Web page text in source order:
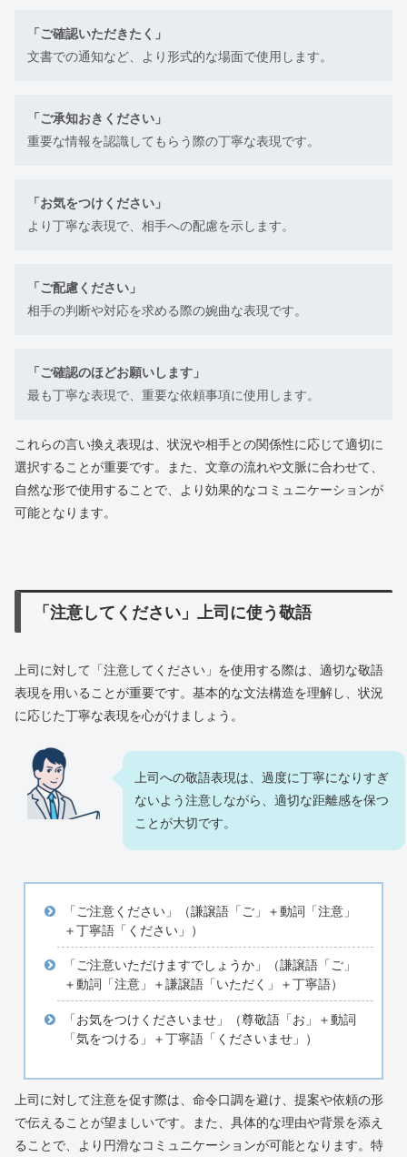
「ご確認いただきたく」
文書での通知など、より形式的な場面で使用します。
「ご承知おきください」
重要な情報を認識してもらう際の丁寧な表現です。
「お気をつけください」
より丁寧な表現で、相手への配慮を示します。
「ご配慮ください」
相手の判断や対応を求める際の婉曲な表現です。
「ご確認のほどお願いします」
最も丁寧な表現で、重要な依頼事項に使用します。
これらの言い換え表現は、状況や相手との関係性に応じて適切に
選択することが重要です。また、文章の流れや文脈に合わせて、
自然な形で使用することで、より効果的なコミュニケーションが
可能となります。
「注意してください」上司に使う敬語
上司に対して「注意してください」を使用する際は、適切な敬語
表現を用いることが重要です。基本的な文法構造を理解し、状況
に応じた丁寧な表現を心がけましょう。
上司への敬語表現は、過度に丁寧になりすぎ
ないよう注意しながら、適切な距離感を保つ
ことが大切です。
「ご注意ください」（謙譲語「ご」＋動詞「注意」
＋丁寧語「ください」）
「ご注意いただけますでしょうか」（謙譲語「ご」
＋動詞「注意」＋謙譲語「いただく」＋丁寧語）
「お気をつけくださいませ」（尊敬語「お」＋動詞
「気をつける」＋丁寧語「くださいませ」）
上司に対して注意を促す際は、命令口調を避け、提案や依頼の形
で伝えることが望ましいです。また、具体的な理由や背景を添え
ることで、より円滑なコミュニケーションが可能となります。特